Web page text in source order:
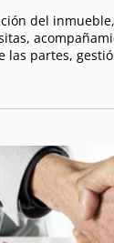
del
partes,